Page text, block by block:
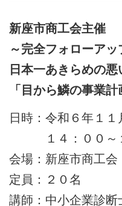
新座市商工会主催
～完全フォローアッ
日本一あきらめの
「目から鱗の事業
日時：令和６年１１
１４：００～
会場：新座市商工会
定員：２０名
講師：中小企業診